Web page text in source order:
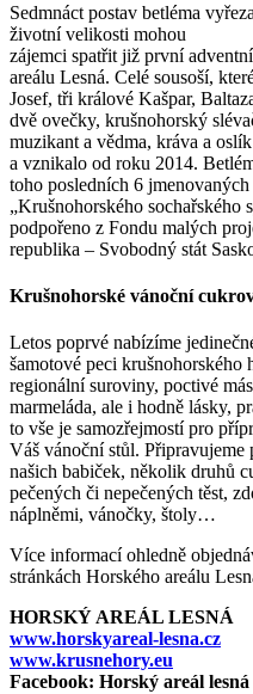
Sedmnáct postav betléma
životní velikosti mohou
zájemci spatřit již první
areálu Lesná. Celé sousoší,
Josef, tři králové Kašpar,
dvě ovečky, krušnohorský
muzikant a vědma, kráva a
a vznikalo od roku 2014.
toho posledních 6
„Krušnohorského sochařského
podpořeno z Fondu malých
republika – Svobodný stát
Krušnohorské vánoční
Letos poprvé nabízíme
šamotové peci
regionální suroviny, poctivé
marmeláda, ale i hodně lásky,
to vše je samozřejmostí pro
Váš vánoční stůl.
našich babiček, několik druhů
pečených či nepečených těst,
náplněmi, vánočky, štoly…
Více informací ohledně
stránkách Horského areálu
HORSKÝ AREÁL LESNÁ
www.horskyareal-lesna.cz
www.krusnehory.eu
Facebook: Horský areál lesná